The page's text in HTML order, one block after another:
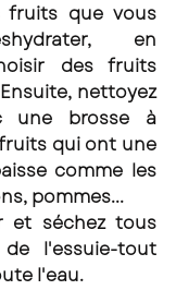
fruits que vous
en
des fruits
nettoyez
une brosse à
qui ont une
comme les
pommes...
et séchez tous
l'essuie-tout
l'eau.